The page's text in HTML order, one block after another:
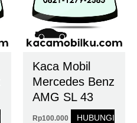
Kaca Mobil
Mercedes Benz
AMG SL 43
Rp100.000
HUBUNGI